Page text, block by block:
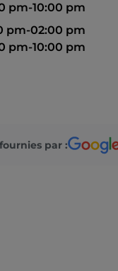
pm-10:00 pm
pm-02:00 pm
pm-10:00 pm
par :